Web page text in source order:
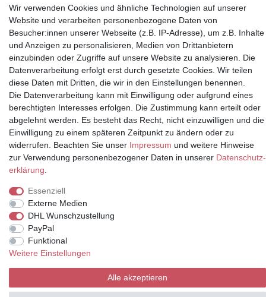
Partner
* Alle Preise inkl.
Mehrwertsteuer und zuzüglich
Versand | **ehemaliger
Verkäuferpreis
© Copyright 2026 | Alle Rechte vorbehalten.
Wir verwenden Cookies und ähnliche Technologien auf unserer
Website und verarbeiten personenbezogene Daten von
Besucher:innen unserer Webseite (z.B. IP-Adresse), um z.B. Inhalte
und Anzeigen zu personalisieren, Medien von Drittanbietern
einzubinden oder Zugriffe auf unsere Website zu analysieren. Die
Datenverarbeitung erfolgt erst durch gesetzte Cookies. Wir teilen
diese Daten mit Dritten, die wir in den Einstellungen benennen.
Die Datenverarbeitung kann mit Einwilligung oder aufgrund eines
berechtigten Interesses erfolgen. Die Zustimmung kann erteilt oder
abgelehnt werden. Es besteht das Recht, nicht einzuwilligen und die
Einwilligung zu einem späteren Zeitpunkt zu ändern oder zu
widerrufen. Beachten Sie unser Impressum und weitere Hinweise
zur Verwendung personenbezogener Daten in unserer Daten­schutz­
erklärung
Essenziell
Externe Medien
DHL Wunschzustellung
PayPal
Funktional
Weitere Einstellungen
Alle akzeptieren